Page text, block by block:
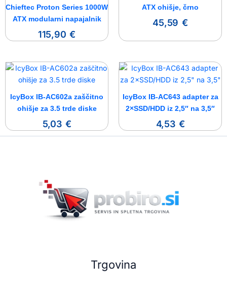
Chieftec Proton Series 1000W
ATX modularni napajalnik
115,90 €
ATX ohišje, črno
45,59 €
IcyBox IB-AC602a zaščitno
ohišje za 3.5 trde diske
5,03 €
IcyBox IB-AC643 adapter za
2×SSD/HDD iz 2,5″ na 3,5″
4,53 €
Trgovina